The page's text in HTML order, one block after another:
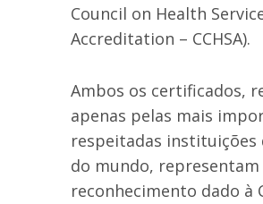
Council on Health
Accreditation – CCHSA).
Ambos os certificados,
apenas pelas mais
respeitadas instituições
do mundo, representam
reconhecimento dado à